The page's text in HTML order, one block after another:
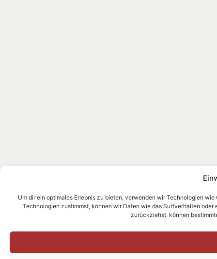
Um dir ein optimales Erlebnis zu bieten, verwenden wir Technologien
Technologien zustimmst, können wir Daten wie das Surfverhalten
zurückziehst, können